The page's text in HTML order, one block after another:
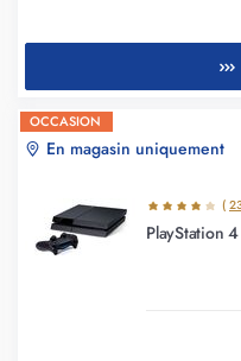
OCCASION
En magasin uniquement
(
PlayStation